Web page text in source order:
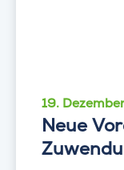
19.
Neue